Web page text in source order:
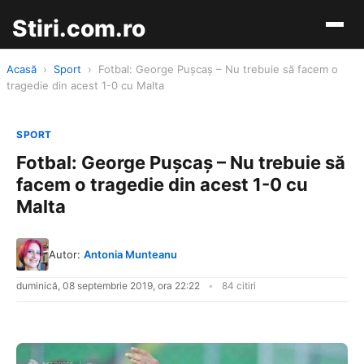
Stiri.com.ro
Acasă › Sport ›
Fotbal: George Puşcaş – Nu trebuie să facem o
tragedie din acest 1-0 cu Malta
SPORT
Fotbal: George Puşcaş – Nu trebuie să
facem o tragedie din acest 1-0 cu
Malta
Autor: Antonia Munteanu
duminică, 08 septembrie 2019, ora 22:22 84 citiri